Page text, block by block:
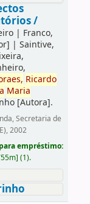
/
| Franco,
| Saintive,
Ricardo
Maria
[Autora].
Secretaria de
2002
empréstimo:
] (1).